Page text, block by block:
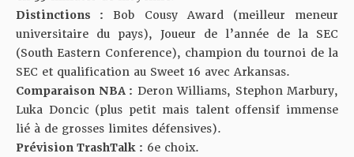
Distinctions : Bob Cousy Award (meilleur meneur
universitaire du pays), Joueur de l’année de la SEC
(South Eastern Conference), champion du tournoi de la
SEC et qualification au Sweet 16 avec Arkansas.
Comparaison NBA : Deron Williams, Stephon Marbury,
Luka Doncic (plus petit mais talent offensif immense
lié à de grosses limites défensives).
Prévision TrashTalk : 6e choix.